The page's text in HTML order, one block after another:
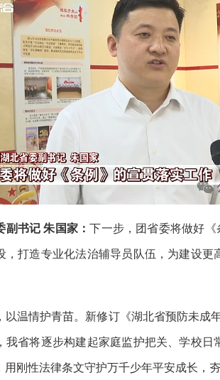
副书记 朱国家：下一步， 团省委将做好
，打造专业化法治辅导员队伍，为建设
以温情护青苗。新修订《湖北省预防未成
我省将逐步构建起家庭监护把关、学校
用刚性法律条文守护万千少年平安成长，